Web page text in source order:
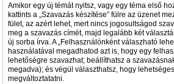
Amikor egy új témát nyitsz, vagy egy téma első
kattints a „Szavazás készítése” fülre az üzenet
fület, az azért lehet, mert nincs jogosultságod
meg a szavazás címét, majd legalább két
új sorba írva. A „Felhasználónként válaszható
használatával megadhatod azt is, hogy egy
lehetőségre szavazhat; beállíthatsz a
megadva); és végül választhatsz, hogy
megváltoztatatni.